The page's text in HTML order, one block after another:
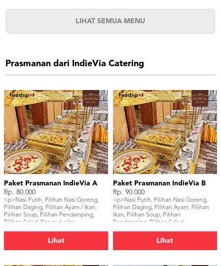
LIHAT SEMUA MENU
Prasmanan dari IndieVia Catering
Paket Prasmanan IndieVia A
Rp. 80.000
<p>Nasi Putih, Pilihan Nasi Goreng,
Pilihan Daging, Pilihan Ayam / Ikan,
Pilihan Soup, Pilihan Pendamping,
Pilihan Salad, Kerupuk</p>
Lihat
Paket Prasmanan IndieVia B
Rp. 90.000
<p>Nasi Putih, Pilihan Nasi Goreng,
Pilihan Daging, Pilihan Ayam, Pilihan
Ikan, Pilihan Soup, Pilihan
Pendamping, Pilihan Salad,
Lihat